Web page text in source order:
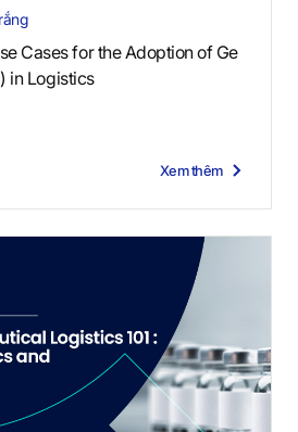
Cases for the Adoption of Ge
in Logistics
Xem thêm